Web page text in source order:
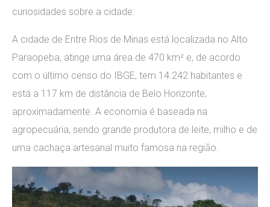
curiosidades sobre a cidade:
A cidade de Entre Rios de Minas está localizada no Alto
Paraopeba, atinge uma área de 470 km² e, de acordo
com o último censo do IBGE, tem 14.242 habitantes e
está a 117 km de distância de Belo Horizonte,
aproximadamente. A economia é baseada na
agropecuária, sendo grande produtora de leite, milho e de
uma cachaça artesanal muito famosa na região.